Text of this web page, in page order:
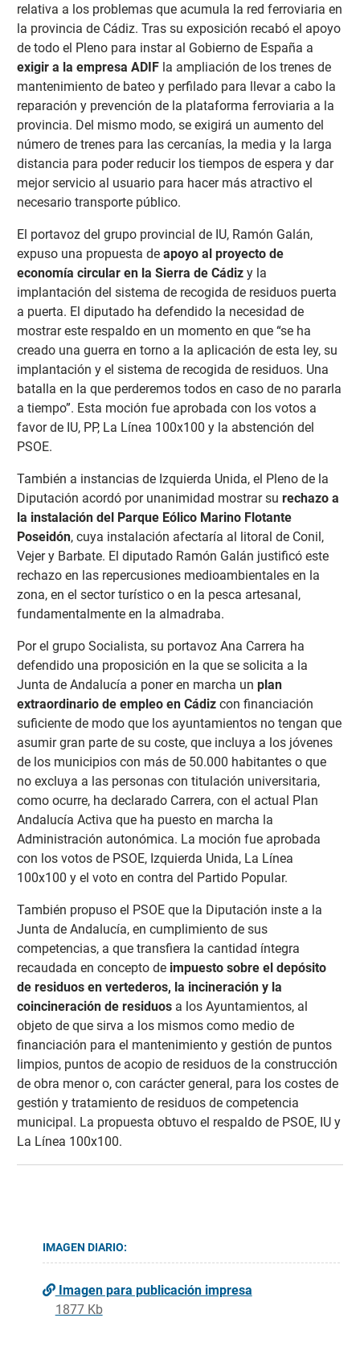
relativa a los problemas que acumula la red ferroviaria en
la provincia de Cádiz. Tras su exposición recabó el apoyo
de todo el Pleno para instar al Gobierno de España a
exigir a la empresa ADIFla ampliación de los trenes de
mantenimiento de bateo y perfilado para llevar a cabo la
reparación y prevención de la plataforma ferroviaria a la
provincia. Del mismo modo, se exigirá un aumento del
número de trenes para las cercanías, la media y la larga
distancia para poder reducir los tiempos de espera y dar
mejor servicio al usuario para hacer más atractivo el
necesario transporte público.
El portavoz del grupo provincial de IU, Ramón Galán,
expuso una propuesta de apoyo al proyecto de
economía circular en la Sierra de Cádizy la
implantación del sistema de recogida de residuos puerta
a puerta. El diputado ha defendido la necesidad de
mostrar este respaldo en un momento en que “se ha
creado una guerra en torno a la aplicación de esta ley, su
implantación y el sistema de recogida de residuos. Una
batalla en la que perderemos todos en caso de no pararla
a tiempo”. Esta moción fue aprobada con los votos a
favor de IU, PP, La Línea 100x100 y la abstención del
PSOE.
También a instancias de Izquierda Unida, el Pleno de la
Diputación acordó por unanimidad mostrar su rechazo a
la instalación del Parque Eólico Marino Flotante
Poseidón, cuya instalación afectaría al litoral de Conil,
Vejer y Barbate. El diputado Ramón Galán justificó este
rechazo en las repercusiones medioambientales en la
zona, en el sector turístico o en la pesca artesanal,
fundamentalmente en la almadraba.
Por el grupo Socialista, su portavoz Ana Carrera ha
defendido una proposición en la que se solicita a la
Junta de Andalucía a poner en marcha un plan
extraordinario de empleo en Cádizcon financiación
suficiente de modo que los ayuntamientos no tengan que
asumir gran parte de su coste, que incluya a los jóvenes
de los municipios con más de 50.000 habitantes o que
no excluya a las personas con titulación universitaria,
como ocurre, ha declarado Carrera, con el actual Plan
Andalucía Activa que ha puesto en marcha la
Administración autonómica. La moción fue aprobada
con los votos de PSOE, Izquierda Unida, La Línea
100x100 y el voto en contra del Partido Popular.
También propuso el PSOE que la Diputación inste a la
Junta de Andalucía, en cumplimiento de sus
competencias, a que transfiera la cantidad íntegra
recaudada en concepto de impuesto sobre el depósito
de residuos en vertederos, la incineración y la
coincineración de residuosa los Ayuntamientos, al
objeto de que sirva a los mismos como medio de
financiación para el mantenimiento y gestión de puntos
limpios, puntos de acopio de residuos de la construcción
de obra menor o, con carácter general, para los costes de
gestión y tratamiento de residuos de competencia
municipal. La propuesta obtuvo el respaldo de PSOE, IU y
La Línea 100x100.
IMAGEN DIARIO:
Imagen para publicación impresa
1877 Kb